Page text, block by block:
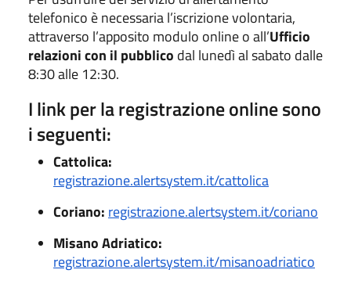
telefonico è necessaria l’iscrizione volontaria,
attraverso l’apposito modulo online o all’Ufficio
relazioni con il pubblico dal lunedì al sabato dalle
8:30 alle 12:30.
I link per la registrazione online sono
i seguenti:
Cattolica:
registrazione.alertsystem.it/cattolica
Coriano: registrazione.alertsystem.it/coriano
Misano Adriatico:
registrazione.alertsystem.it/misanoadriatico